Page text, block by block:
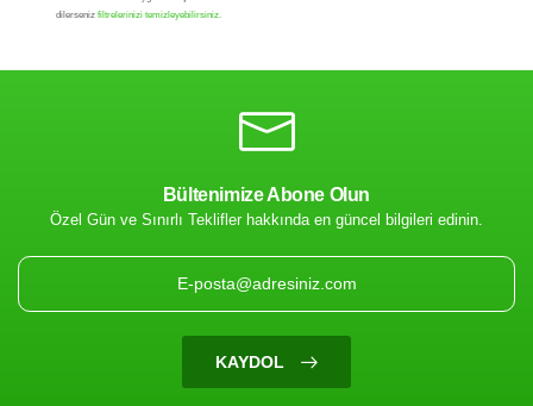
Filtrenize Uygun
Ürün Bulunamadı
Bültenimize Abone Olun
Özel Gün ve Sınırlı Teklifler hakkında en güncel bilgileri edinin.
KAYDOL